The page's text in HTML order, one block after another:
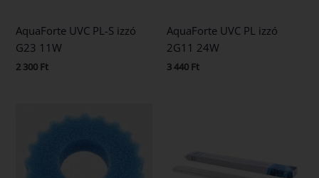
AquaForte UVC PL-S izzó
G23 11W
2 300 Ft
AquaForte UVC PL izzó
2G11 24W
3 440 Ft